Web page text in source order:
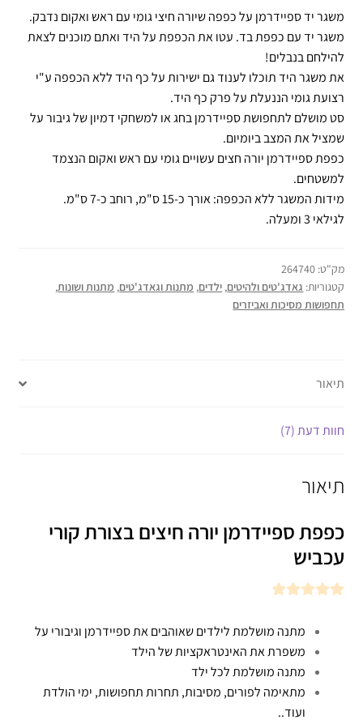
משגר יד ספיידרמן על כפפה שיורה חיצי גומי עם ראש ואקום נדבק.
משגר יד עם כפפת בד. עטו את הכפפת על היד ואתם מוכנים לצאת
להילחם בנבלים!
את משגר היד תוכלו לענוד גם ישירות על כף היד ללא הכפפה ע"י
רצועת גומי הננעלת על פרק כף היד.
סט מושלם לתחפושת ספיידרמן בחג או למשחקי דמיון של גיבור על
שמציל את המצב ביומיום.
כפפת ספיידרמן יורה חצים עשויים גומי עם ראש ואקום הנצמד
למשטחים.
מידות המשגר ללא הכפפה: אורך כ-15 ס"מ, רוחב כ-7 ס"מ.
לגילאי 3 ומעלה.
מק"ט: 264740
קטגוריות: גאדג'טים ולהיטים, ילדים, מתנות וגאדג'טים, מתנות ושונות,
תחפושות מסיכות ואביזרים
תיאור
חוות דעת (7)
תיאור
כפפת ספיידרמן יורה חיצים בצורת קורי
עכביש
מתנה מושלמת לילדים שאוהבים את ספיידרמן וגיבורי על
משפרת את האינטראקציות של הילד
מתנה מושלמת לכל ילד
מתאימה לפורים, מסיבות, תחרות תחפושות, ימי הולדת
ועוד..